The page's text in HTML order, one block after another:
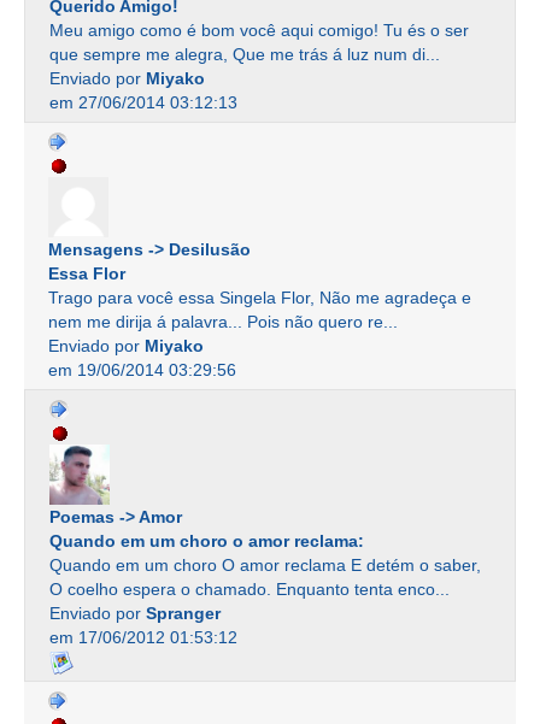
Querido Amigo!
Meu amigo como é bom você aqui comigo! Tu és o ser
que sempre me alegra, Que me trás á luz num di...
Enviado por Miyako
em 27/06/2014 03:12:13
Mensagens -> Desilusão
Essa Flor
Trago para você essa Singela Flor, Não me agradeça e
nem me dirija á palavra... Pois não quero re...
Enviado por Miyako
em 19/06/2014 03:29:56
Poemas -> Amor
Quando em um choro o amor reclama:
Quando em um choro O amor reclama E detém o saber,
O coelho espera o chamado. Enquanto tenta enco...
Enviado por Spranger
em 17/06/2012 01:53:12